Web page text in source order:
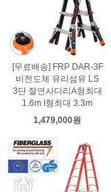
[무료배송] FRP DAR-3F
비전도체 유리섬유 LS
3단 절연사다리A형최대
1.6m I형최대 3.3m
1,479,000원